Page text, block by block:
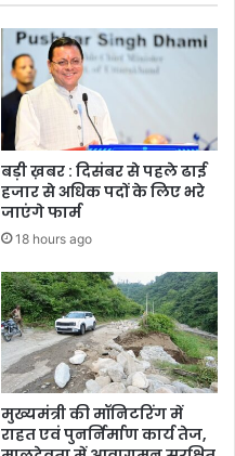
बड़ी ख़बर : दिसंबर से पहले ढाई
हजार से अधिक पदों के लिए भरे
जाएंगे फार्म
18 hours ago
मुख्यमंत्री की मॉनिटरिंग में
राहत एवं पुनर्निर्माण कार्य तेज,